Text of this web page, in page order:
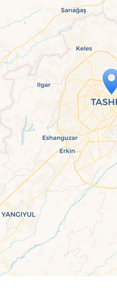
Travelers'
If you see this after your page is